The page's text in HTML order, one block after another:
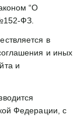
“О
ФЗ.
в
и иных
и
Федерации, с